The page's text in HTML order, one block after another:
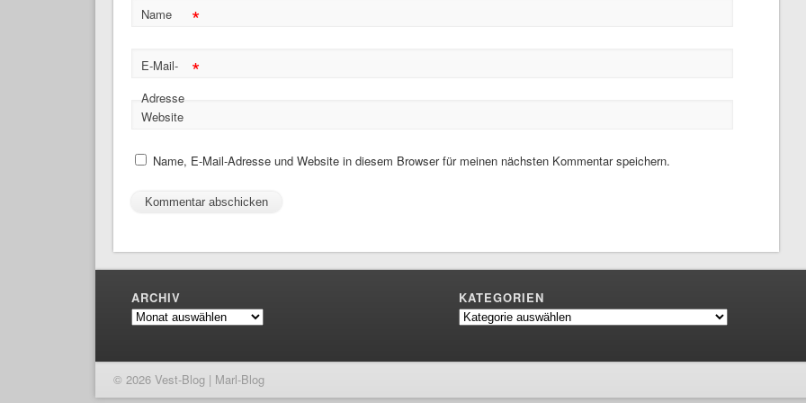
Name *
E-Mail-
Adresse
*
Website
Name, E-Mail-Adresse und Website in diesem Browser für meinen nächsten Kommentar speichern.
ARCHIV
Archiv
KATEGORIEN
Kategorien
© 2026 Vest-Blog | Marl-Blog